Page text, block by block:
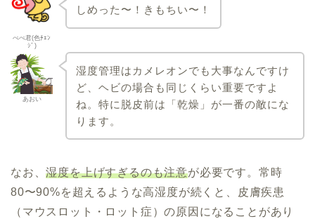
ぺぺ君(色ﾁｪﾝ
ｼﾞ)
しめった〜！きもちい〜！
あおい
湿度管理はカメレオンでも大事なんですけ
ど、ヘビの場合も同じくらい重要ですよ
ね。特に脱皮前は「乾燥」が一番の敵にな
ります。
なお、湿度を上げすぎるのも注意が必要です。常時
80〜90%を超えるような高湿度が続くと、皮膚疾患
（マウスロット・ロット症）の原因になることがあり